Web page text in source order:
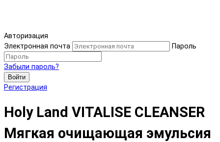
Авторизация
Электронная почта
Пароль
Забыли пароль?
Войти
Регистрация
Holy Land VITALISE CLEANSER
Мягкая очищающая эмульсия